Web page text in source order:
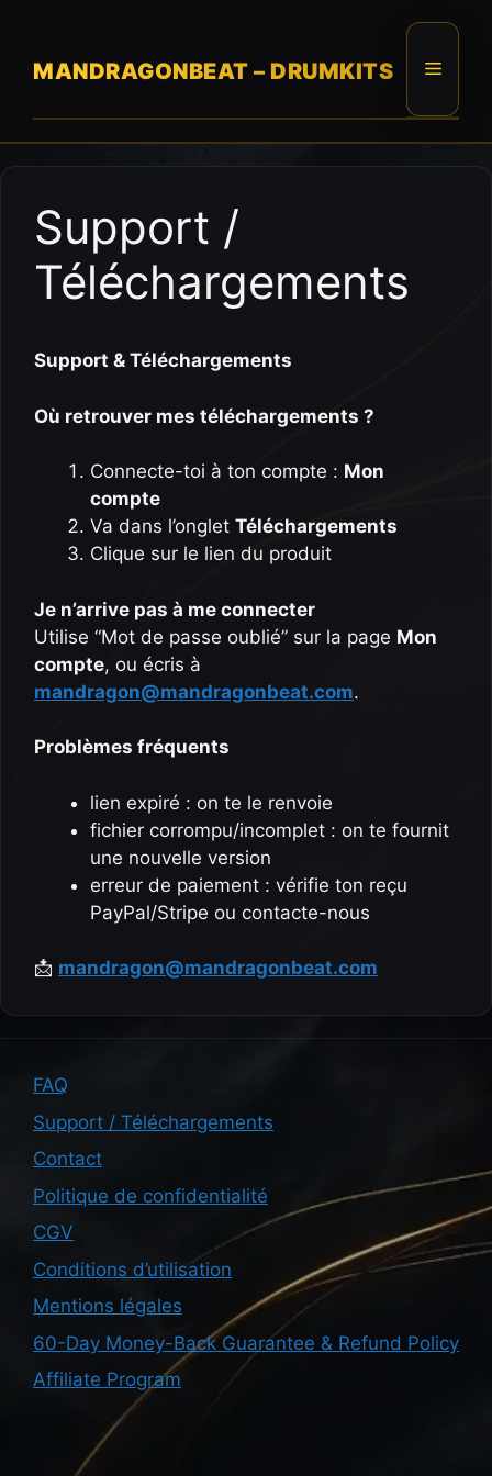
contentMANDRAGONBEAT – DRUMKITS Menu
Support /
Téléchargements
Support & Téléchargements
Où retrouver mes téléchargements ?
Connecte-toi à ton compte : Mon
compte
Va dans l’onglet Téléchargements
Clique sur le lien du produit
Je n’arrive pas à me connecter
Utilise “Mot de passe oublié” sur la page Mon
compte, ou écris à
mandragon@mandragonbeat.com.
Problèmes fréquents
lien expiré : on te le renvoie
fichier corrompu/incomplet : on te fournit
une nouvelle version
erreur de paiement : vérifie ton reçu
PayPal/Stripe ou contacte-nous
📩 mandragon@mandragonbeat.com
FAQ
Support / Téléchargements
Contact
Politique de confidentialité
CGV
Conditions d’utilisation
Mentions légales
60-Day Money-Back Guarantee & Refund Policy
Affiliate Program